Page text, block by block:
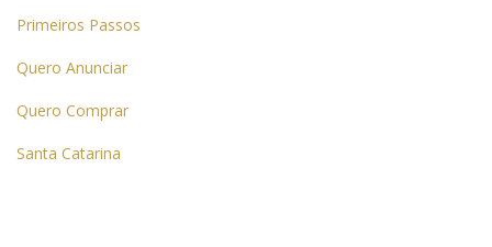
Primeiros Passos
Quero Anunciar
Quero Comprar
Santa Catarina